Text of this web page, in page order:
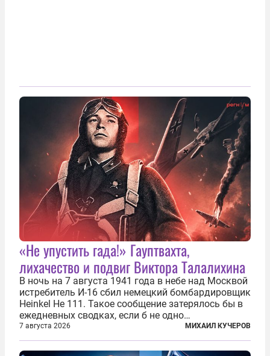
«Не упустить гада!» Гауптвахта,
лихачество и подвиг Виктора Талалихина
В ночь на 7 августа 1941 года в небе над Москвой
истребитель И-16 сбил немецкий бомбардировщик
Heinkel He 111. Такое сообщение затерялось бы в
ежедневных сводках, если б не одно
обстоятельство. Это был один из первых в
истории отечественной авиации ночных таранов.
У пилота — младшего лейтенанта...
7 августа 2026 МИХАИЛ КУЧЕРОВ